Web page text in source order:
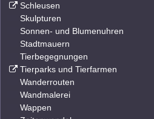
Schleusen
Skulpturen
Sonnen- und Blumenuhren
Stadtmauern
Tierbegegnungen
Tierparks und Tierfarmen
Wanderrouten
Wandmalerei
Wappen